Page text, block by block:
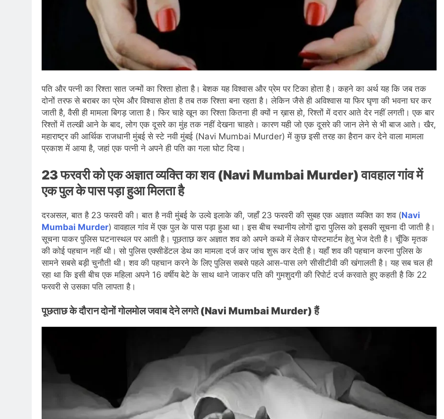
पति और पत्नी का रिश्ता सात जन्मों का रिश्ता होता है। बेशक यह विश्वास और प्रेम पर टिका होता है। कहने का अर्थ यह कि जब तक
दोनों तरफ से बराबर का प्रेम और विश्वास होता है तब तक रिश्ता बना रहता है। लेकिन जैसे ही अविश्वास या फिर घृणा की भवना घर कर
जाती है, वैसी ही मामला बिगड़ जाता है। फिर चाहे खून का रिश्ता कितना ही क्यों न ख़ास हो, रिश्तों में दरार आते देर नहीं लगती। एक बार
रिश्तों में तल्खी आने के बाद, लोग एक दूसरे का मुंह तक नहीं देखना चाहते। कारण यही जो एक दूसरे की जान लेने से भी बाज आते। खैर,
महाराष्ट्र की आर्थिक राजधानी मुंबई से स्टे नवी मुंबई (Navi Mumbai Murder) में कुछ इसी तरह का हैरान कर देने वाला मामला
प्रकाश में आया है, जहां एक पत्नी ने अपने ही पति का गला घोट दिया।
23 फरवरी को एक अज्ञात व्यक्ति का शव (Navi Mumbai Murder) वावहाल गांव में
एक पुल के पास पड़ा हुआ मिलता है
दरअसल, बात है 23 फरवरी की। बात है नवी मुंबई के उल्वे इलाके की, जहाँ 23 फरवरी की सुबह एक अज्ञात व्यक्ति का शव (Navi
Mumbai Murder) वावहाल गांव में एक पुल के पास पड़ा हुआ था। इस बीच स्थानीय लोगों द्वारा पुलिस को इसकी सूचना दी जाती है।
सूचना पाकर पुलिस घटनास्थल पर आती है। पूछताछ कर अज्ञात शव को अपने कब्जे में लेकर पोस्टमार्टम हेतु भेज देती है। चूँकि मृतक
की कोई पहचान नहीं थी। सो पुलिस एक्सीडेंटल डेथ का मामला दर्ज कर जांच शुरू कर देती है। यहाँ शव की पहचान करना पुलिस के
सामने सबसे बड़ी चुनौती थी। शव की पहचान करने के लिए पुलिस सबसे पहले आस-पास लगे सीसीटीवी की खंगालती है। यह सब चल ही
रहा था कि इसी बीच एक महिला अपने 16 वर्षीय बेटे के साथ थाने जाकर पति की गुमशुदगी की रिपोर्ट दर्ज करवाते हुए कहती है कि 22
फरवरी से उसका पति लापता है।
पूछताछ के दौरान दोनों गोलमोल जवाब देने लगते (Navi Mumbai Murder) हैं